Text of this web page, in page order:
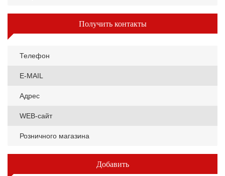
Получить контакты
Телефон
E-MAIL
Адрес
WEB-сайт
Розничного магазина
Добавить